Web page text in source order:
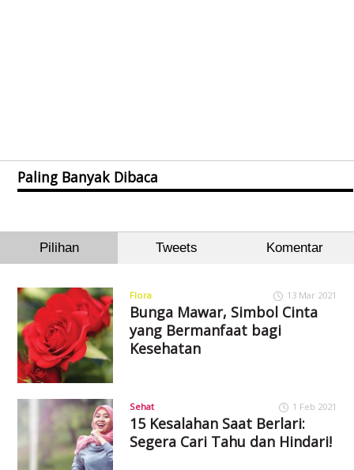
Paling Banyak Dibaca
Pilihan Tweets Komentar
Flora 13 Mar 2021
Bunga Mawar, Simbol Cinta
yang Bermanfaat bagi
Kesehatan
Sehat 1 Feb 2021
15 Kesalahan Saat Berlari:
Segera Cari Tahu dan Hindari!